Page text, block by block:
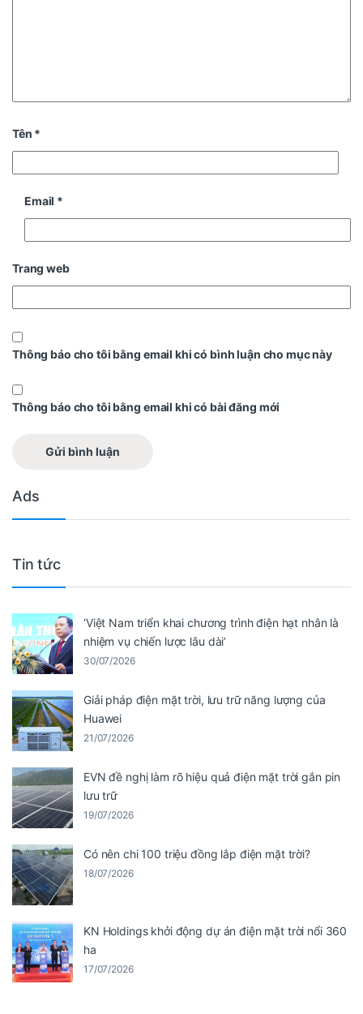
Tên *
Email *
Trang web
Thông báo cho tôi bằng email khi có bình luận cho mục này
Thông báo cho tôi bằng email khi có bài đăng mới
Ads
Tin tức
‘Việt Nam triển khai chương trình điện hạt nhân là
nhiệm vụ chiến lược lâu dài’
30/07/2026
Giải pháp điện mặt trời, lưu trữ năng lượng của
Huawei
21/07/2026
EVN đề nghị làm rõ hiệu quả điện mặt trời gắn pin
lưu trữ
19/07/2026
Có nên chi 100 triệu đồng lắp điện mặt trời?
18/07/2026
KN Holdings khởi động dự án điện mặt trời nổi 360
ha
17/07/2026